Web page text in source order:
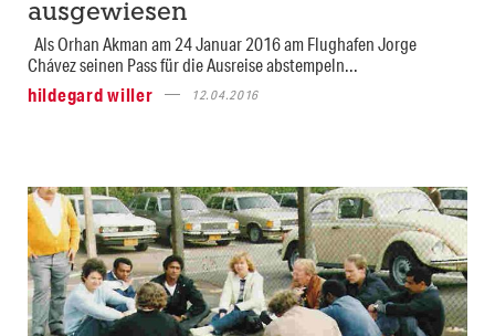
ausgewiesen
Als Orhan Akman am 24 Januar 2016 am Flughafen Jorge
Chávez seinen Pass für die Ausreise abstempeln...
hildegard willer
12.04.2016